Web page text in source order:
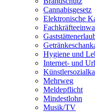
Cannabisgesetz
Elektronische
Hygiene und
Internet- und
Mehrweg
Meldepflicht
Mindestlohn
Musik/TV